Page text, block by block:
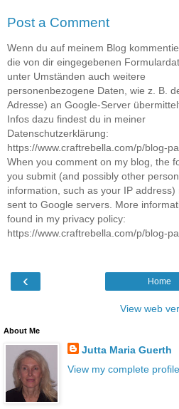
Post a Comment
Wenn du auf meinem Blog
die von dir eingegebenen
unter Umständen auch weitere
personenbezogene Daten, wie z. B.
Adresse) an Google-Server
Infos dazu findest du in meiner
Datenschutzerklärung:
https://www.craftrebella.com/p/blog-
When you comment on my blog, the
you submit (and possibly other
information, such as your IP address)
sent to Google servers. More
found in my privacy policy:
https://www.craftrebella.com/p/blog-
‹ Home
View web
About Me
Jutta Maria Guerth
View my complete profile